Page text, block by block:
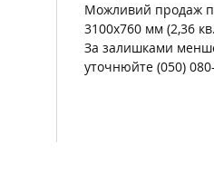
Можливий продаж
3100х760 мм (2,36
За залишками
уточнюйте (050)